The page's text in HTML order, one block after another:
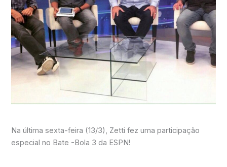
Na última sexta-feira (13/3), Zetti fez uma participação
especial no Bate -Bola 3 da ESPN!